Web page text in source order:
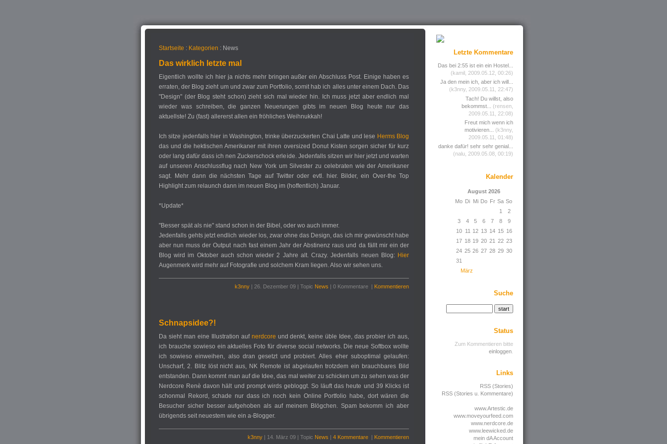
Startseite : Kategorien : News
Das wirklich letzte mal
Eigentlich wollte ich hier ja nichts mehr bringen außer ein Abschluss Post. Einige haben es
erraten, der Blog zieht um und zwar zum Portfolio, somit hab ich alles unter einem Dach. Das
"Design" (der Blog steht schon) zieht sich mal wieder hin. Ich muss jetzt aber endlich mal
wieder was schreiben, die ganzen Neuerungen gibts im neuen Blog heute nur das
aktuellste! Zu (fast) allererst allen ein fröhliches Weihnukkah!
Ich sitze jedenfalls hier in Washington, trinke überzuckerten Chai Latte und lese Herms Blog
das und die hektischen Amerikaner mit ihren oversized Donut Kisten sorgen sicher für kurz
oder lang dafür dass ich nen Zuckerschock erleide. Jedenfalls sitzen wir hier jetzt und warten
auf unseren Anschlussflug nach New York um Silvester zu celebraten wie der Amerikaner
sagt. Mehr dann die nächsten Tage auf Twitter oder evtl. hier. Bilder, ein Over-the Top
Highlight zum relaunch dann im neuen Blog im (hoffentlich) Januar.
*Update*
"Besser spät als nie" stand schon in der Bibel, oder wo auch immer.
Jedenfalls gehts jetzt endlich wieder los, zwar ohne das Design, das ich mir gewünscht habe
aber nun muss der Output nach fast einem Jahr der Abstinenz raus und da fällt mir ein der
Blog wird im Oktober auch schon wieder 2 Jahre alt. Crazy. Jedenfalls neuen Blog: Hier
Augenmerk wird mehr auf Fotografie und solchem Kram liegen. Also wir sehen uns.
k3nny | 26. Dezember 09 | Topic News | 0 Kommentare | Kommentieren
Schnapsidee?!
Da sieht man eine Illustration auf nerdcore und denkt, keine üble Idee, das probier ich aus,
ich brauche sowieso ein aktuelles Foto für diverse social networks. Die neue Softbox wollte
ich sowieso einweihen, also dran gesetzt und probiert. Alles eher suboptimal gelaufen:
Unscharf, 2. Blitz löst nicht aus, NK Remote ist abgelaufen trotzdem ein brauchbares Bild
entstanden. Dann kommt man auf die Idee, das mal weiter zu schicken um zu sehen was der
Nerdcore Renè davon hält und prompt wirds gebloggt. So läuft das heute und 39 Klicks ist
schonmal Rekord, schade nur dass ich noch kein Online Portfolio habe, dort wären die
Besucher sicher besser aufgehoben als auf meinem Blögchen. Spam bekomm ich aber
übrigends seit neuestem wie ein a-Blogger.
k3nny | 14. März 09 | Topic News | 4 Kommentare | Kommentieren
Letzte Kommentare
Das bei 2:55 ist ein ein Hostel...
(kamil, 2009.05.12, 00:26)
Ja den mein ich, aber ich will...
(k3nny, 2009.05.11, 22:47)
Tach! Du willst, also
bekommst...
(rensen,
2009.05.11, 22:08)
Freut mich wenn ich
motivieren...
(k3nny,
2009.05.11, 01:48)
danke dafür! sehr sehr genial...
(nalu, 2009.05.08, 00:19)
Kalender
August 2026
Mo Di Mi Do Fr Sa So
1
2
3
4 5 6 7 8
9
10
11 12 13 14 15 16
17 18 19 20 21 22 23
24 25 26 27 28 29 30
31
März
Suche
Status
Zum Kommentieren bitte
einloggen.
Links
RSS (Stories)
RSS (Stories u. Kommentare)
www.Artestic.de
www.moveyourfeed.com
www.nerdcore.de
www.leewicked.de
mein dA Account